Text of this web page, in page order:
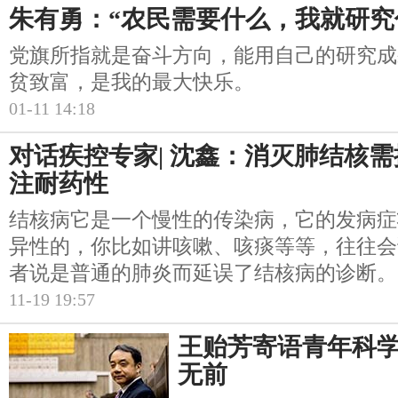
朱有勇：“农民需要什么，我就研
党旗所指就是奋斗方向，能用自己的研究
贫致富，是我的最大快乐。
01-11 14:18
对话疾控专家| 沈鑫：消灭肺结核
注耐药性
结核病它是一个慢性的传染病，它的发病
异性的，你比如讲咳嗽、咳痰等等，往往
者说是普通的肺炎而延误了结核病的诊断。
11-19 19:57
王贻芳寄语青年科
无前